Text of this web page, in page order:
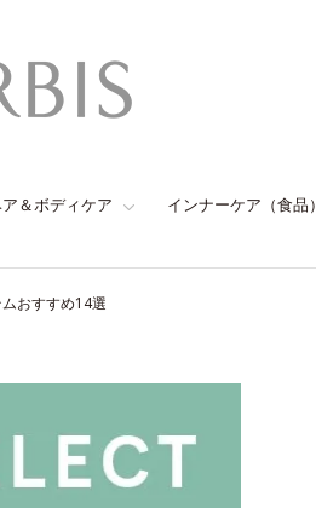
＆ボディケア インナーケア（食品）
おすすめ14選